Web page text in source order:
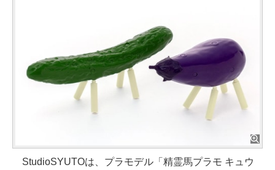
StudioSYUTOは、プラモデル「精霊馬プラモ キュウ